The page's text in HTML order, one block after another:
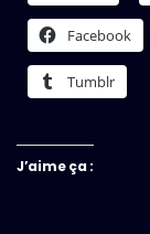
Facebook
Tumblr
J’aime ça :